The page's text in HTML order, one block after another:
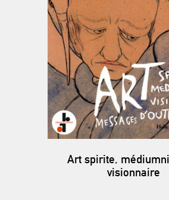
Art spirite,
visionnaire